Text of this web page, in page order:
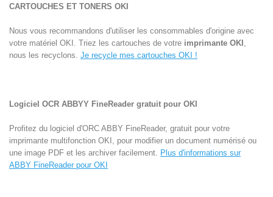
CARTOUCHES ET TONERS OKI
Nous vous recommandons d'utiliser les consommables d'origine avec
votre matériel OKI. Triez les cartouches de votre imprimante OKI ,
nous les recyclons. Je recycle mes cartouches OKI !
Logiciel OCR ABBYY FineReader gratuit pour OKI
Profitez du logiciel d'ORC ABBY FineReader, gratuit pour votre
imprimante multifonction OKI, pour modifier un document numérisé ou
une image PDF et les archiver facilement. Plus d'informations sur
ABBY FineReader pour OKI